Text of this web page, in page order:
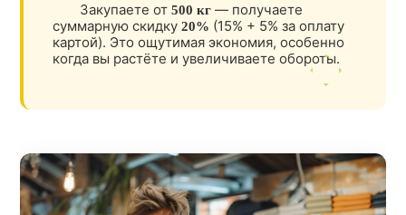
Закупаете от500 кг — получаете
суммарную скидку20% (15% + 5% за оплату
картой). Это ощутимая экономия, особенно
когда вы растёте и увеличиваете обороты.